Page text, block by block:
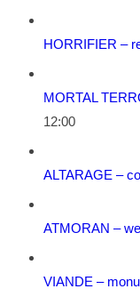
HORRIFIER –
MORTAL
12:00
ALTARAGE –
ATMORAN –
VIANDE –